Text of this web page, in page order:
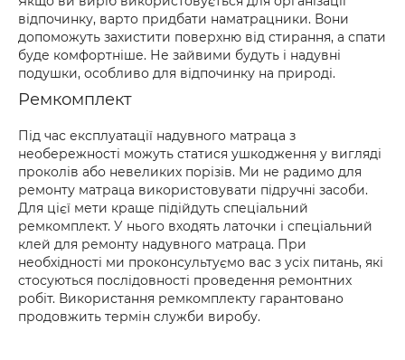
відпочинку, варто придбати наматрацники. Вони
допоможуть захистити поверхню від стирання, а спати
буде комфортніше. Не зайвими будуть і надувні
подушки, особливо для відпочинку на природі.
Ремкомплект
Під час експлуатації надувного матраца з
необережності можуть статися ушкодження у вигляді
проколів або невеликих порізів. Ми не радимо для
ремонту матраца використовувати підручні засоби.
Для цієї мети краще підійдуть спеціальний
ремкомплект. У нього входять латочки і спеціальний
клей для ремонту надувного матраца. При
необхідності ми проконсультуємо вас з усіх питань, які
стосуються послідовності проведення ремонтних
робіт. Використання ремкомплекту гарантовано
продовжить термін служби виробу.